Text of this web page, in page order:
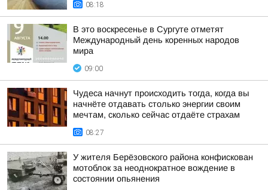
08:18
В это воскресенье в Сургуте отметят
Международный день коренных народов
мира
09:00
Чудеса начнут происходить тогда, когда вы
начнёте отдавать столько энергии своим
мечтам, сколько сейчас отдаёте страхам
08:27
У жителя Берёзовского района конфискован
мотоблок за неоднократное вождение в
состоянии опьянения